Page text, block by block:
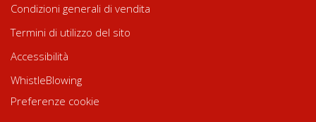
Condizioni generali di vendita
Termini di utilizzo del sito
Accessibilità
WhistleBlowing
Preferenze cookie